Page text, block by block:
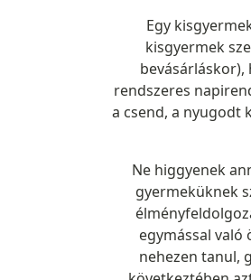
Egy
kisgyermek
bevásárláskor),
rendszeres
a csend, a nyugodt
Ne higgyenek
gyermeküknek
egymással való
nehezen tanul,